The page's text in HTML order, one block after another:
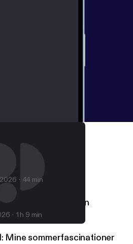
44 min
1 ting ad gangen
1 h 9 min
Mine sommerfascinationer